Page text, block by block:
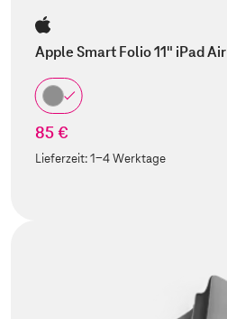
Apple Smart Folio 11" iPad Air
85 €
Lieferzeit:1-4 Werktage